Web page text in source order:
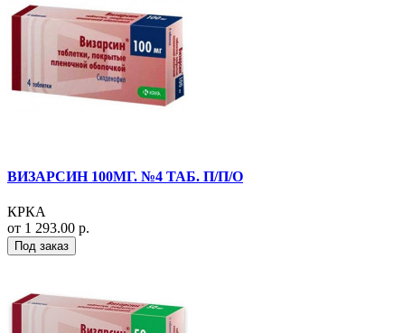
ВИЗАРСИН 100МГ. №4 ТАБ. П/П/О
КРКА
от 1 293.00 р.
Под заказ